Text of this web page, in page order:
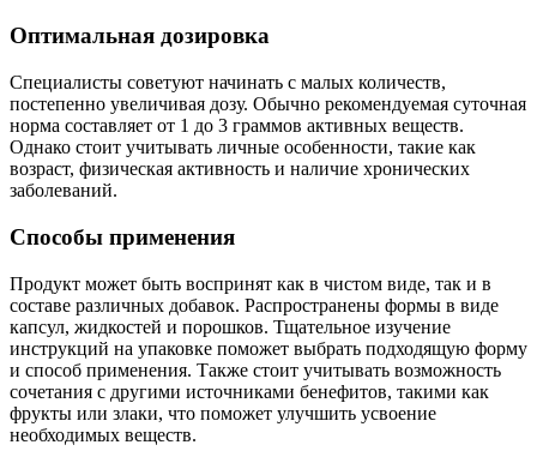
Оптимальная дозировка
Специалисты советуют начинать с малых количеств,
постепенно увеличивая дозу. Обычно рекомендуемая суточная
норма составляет от 1 до 3 граммов активных веществ.
Однако стоит учитывать личные особенности, такие как
возраст, физическая активность и наличие хронических
заболеваний.
Способы применения
Продукт может быть воспринят как в чистом виде, так и в
составе различных добавок. Распространены формы в виде
капсул, жидкостей и порошков. Тщательное изучение
инструкций на упаковке поможет выбрать подходящую форму
и способ применения. Также стоит учитывать возможность
сочетания с другими источниками бенефитов, такими как
фрукты или злаки, что поможет улучшить усвоение
необходимых веществ.